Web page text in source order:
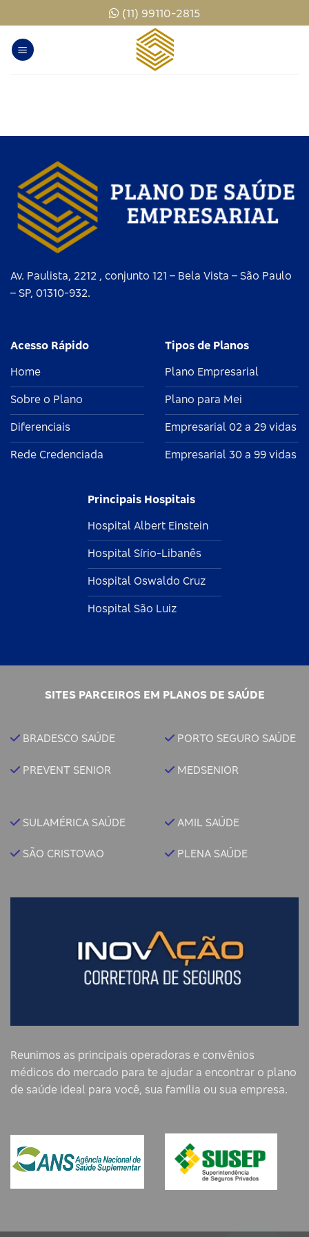
to
content
(11) 99110-2815
Av. Paulista, 2212 , conjunto 121 – Bela Vista – São Paulo
– SP, 01310-932.
Acesso Rápido
Home
Sobre o Plano
Diferenciais
Rede Credenciada
Tipos de Planos
Plano Empresarial
Plano para Mei
Empresarial 02 a 29 vidas
Empresarial 30 a 99 vidas
Principais Hospitais
Hospital Albert Einstein
Hospital Sírio-Libanês
Hospital Oswaldo Cruz
Hospital São Luiz
SITES PARCEIROS EM PLANOS DE SAÚDE
BRADESCO SAÚDE
PREVENT SENIOR
PORTO SEGURO SAÚDE
MEDSENIOR
SULAMÉRICA SAÚDE
SÃO CRISTOVAO
AMIL SAÚDE
PLENA SAÚDE
Reunimos as principais operadoras e convênios
médicos do mercado para te ajudar a encontrar o plano
de saúde ideal para você, sua família ou sua empresa.